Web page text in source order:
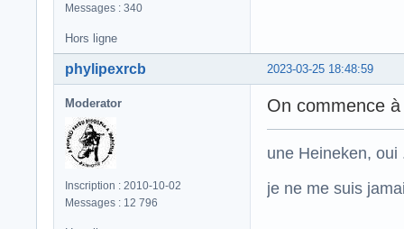
Messages : 340
Hors ligne
2023-03-25 18:48:59
phylipexrcb
Moderator
Inscription : 2010-10-02
Messages : 12 796
On commence
une Heineken,
je ne me suis